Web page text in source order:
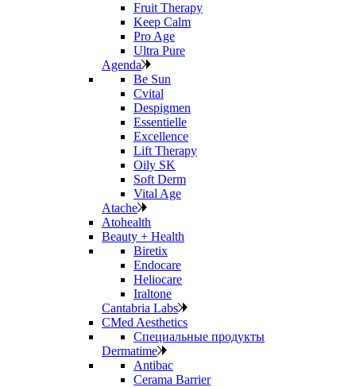
Fruit Therapy
Keep Calm
Pro Age
Ultra Pure
Agenda
Be Sun
Cvital
Despigmen
Essentielle
Excellence
Lift Therapy
Oily SK
Soft Derm
Vital Age
Atache
Atohealth
Beauty + Health
Biretix
Endocare
Heliocare
Iraltone
Cantabria Labs
CMed Aesthetics
Специальные продукты
Dermatime
Antibac
Cerama Barrier